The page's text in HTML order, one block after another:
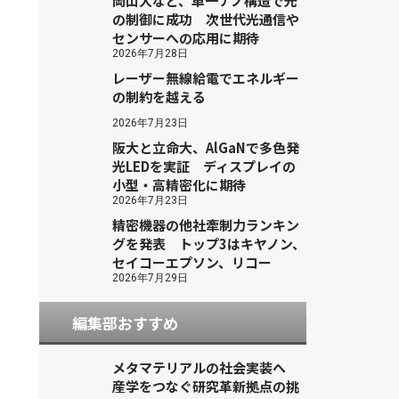
の制御に成功 次世代光通信や
センサーへの応用に期待
2026年7月28日
レーザー無線給電でエネルギー
の制約を越える
2026年7月23日
阪大と立命大、AlGaNで多色発
光LEDを実証 ディスプレイの
小型・高精密化に期待
2026年7月23日
精密機器の他社牽制力ランキン
グを発表 トップ3はキヤノン、
セイコーエプソン、リコー
2026年7月29日
編集部おすすめ
メタマテリアルの社会実装へ
産学をつなぐ研究革新拠点の挑